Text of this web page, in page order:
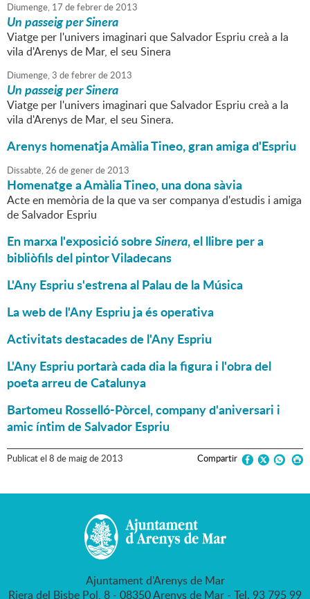
Diumenge, 17 defebrerde2013
Un passeig per Sinera
Viatge per l'univers imaginari que Salvador Espriu creà a la
vila d'Arenys de Mar, el seu Sinera
Diumenge,3 defebrerde2013
Un passeig per Sinera
Viatge per l'univers imaginari que Salvador Espriu creà a la
vila d'Arenys de Mar, el seu Sinera.
Arenys homenatja Amàlia Tineo, gran amiga d'Espriu
Dissabte,26 degenerde2013
Homenatge a Amàlia Tineo, una dona sàvia
Acte en memòria de la que va ser companya d'estudis i amiga
de Salvador Espriu
En marxa l'exposició sobreSinera, el llibre per a
bibliòfils del pintor Viladecans
L'Any Espriu s'estrena al Palau de la Música
La web de l'Any Espriu ja és operativa
Activitats destacades de l'Any Espriu
L'Any Espriu portarà cada dia la figura i l'obra del
poeta arreu de Catalunya
Bartomeu Rosselló-Pòrcel, company d'aniversari i
amic íntim de Salvador Espriu
Publicatel 8 de maigde2013 Compartir
Ajuntament d'Arenys de Mar
Riera del Bisbe Pol, 8 - 08350 Arenys de Mar - Tel. 93 795 99